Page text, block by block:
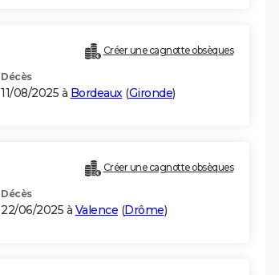
Créer une cagnotte obsèques
Décès
11/08/2025 à Bordeaux(Gironde)
Créer une cagnotte obsèques
Décès
22/06/2025 à Valence (Drôme)